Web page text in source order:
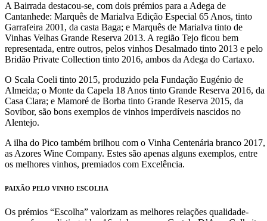
A Bairrada destacou-se, com dois prémios para a Adega de
Cantanhede: Marquês de Marialva Edição Especial 65 Anos, tinto
Garrafeira 2001, da casta Baga; e Marquês de Marialva tinto de
Vinhas Velhas Grande Reserva 2013. A região Tejo ficou bem
representada, entre outros, pelos vinhos Desalmado tinto 2013 e pelo
Bridão Private Collection tinto 2016, ambos da Adega do Cartaxo.
O Scala Coeli tinto 2015, produzido pela Fundação Eugénio de
Almeida; o Monte da Capela 18 Anos tinto Grande Reserva 2016, da
Casa Clara; e Mamoré de Borba tinto Grande Reserva 2015, da
Sovibor, são bons exemplos de vinhos imperdíveis nascidos no
Alentejo.
A ilha do Pico também brilhou com o Vinha Centenária branco 2017,
as Azores Wine Company. Estes são apenas alguns exemplos, entre
os melhores vinhos, premiados com Excelência.
PAIXÃO PELO VINHO ESCOLHA
Os prémios “Escolha” valorizam as melhores relações qualidade-